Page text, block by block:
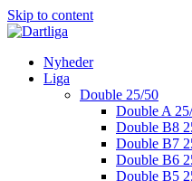
Skip to content
Nyheder
Liga
Double 25/50
Double A
Double B8
Double B7
Double B6
Double B5